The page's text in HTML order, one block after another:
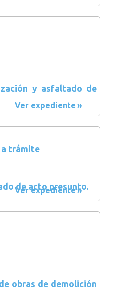
y asfaltado de
Ver expediente
a trámite
de acto presunto.
Ver expediente
obras de demolición